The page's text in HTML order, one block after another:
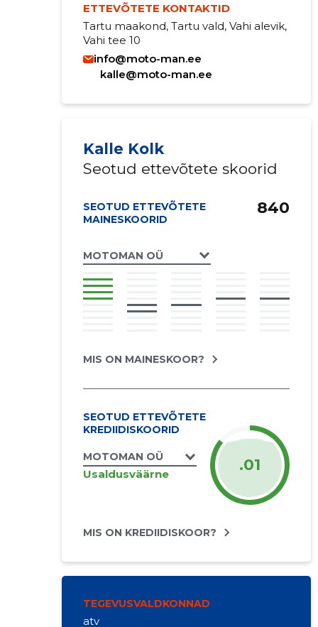
ETTEVÕTETE KONTAKTID
Tartu maakond, Tartu vald, Vahi alevik,
Vahi tee 10
info@moto-man.ee
kalle@moto-man.ee
Kalle Kolk
Seotud ettevõtete skoorid
SEOTUD ETTEVÕTETE
MAINESKOORID
MOTOMAN OÜ
840
MIS ON MAINESKOOR?
SEOTUD ETTEVÕTETE
KREDIIDISKOORID
MOTOMAN OÜ
Usaldusväärne .01
MIS ON KREDIIDISKOOR?
TEGEVUSVALDKONNAD
atv